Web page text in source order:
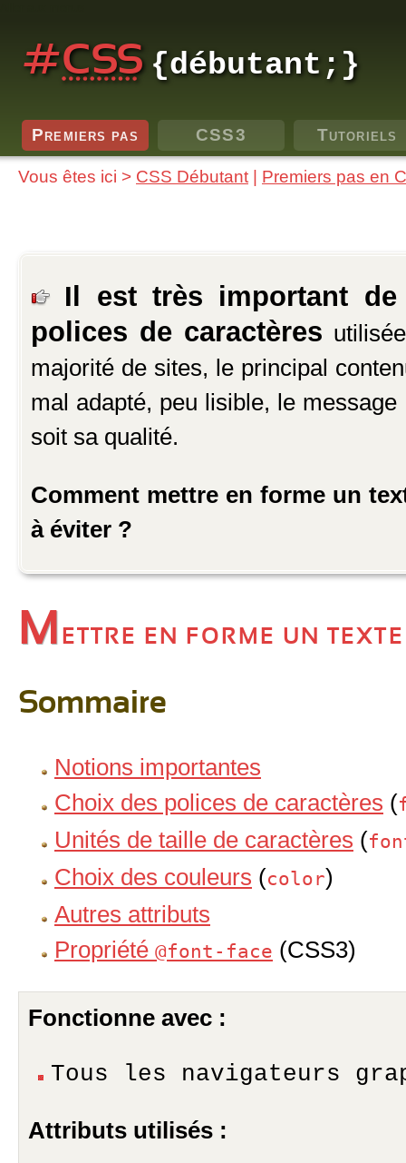
#CSS {débutant;}
Premiers pas CSS3 Tutoriels
Vous êtes ici > CSS Débutant Premiers pas en
Il est très important
polices de caractères
majorité de sites, le principal
mal adapté, peu lisible, le
soit sa qualité.
Comment mettre en forme un
à éviter ?
Mettre en forme un texte
Sommaire
Notions importantes
Choix des polices de caractères (
Unités de taille de caractères (
Choix des couleurs (color)
Autres attributs
Propriété @font-face (CSS3)
Fonctionne avec :
Tous les navigateurs
Attributs utilisés :